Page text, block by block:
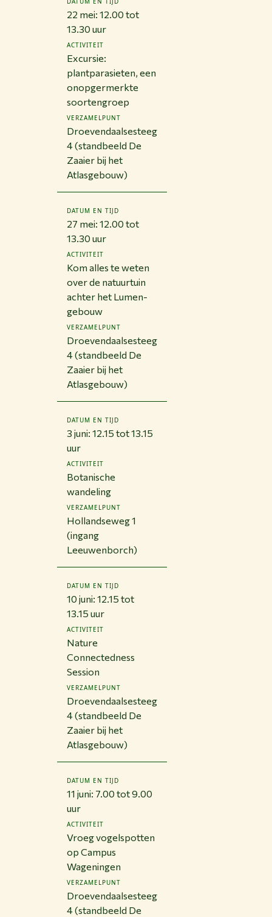
22 mei: 12.00 tot
13.30 uur
ACTIVITEIT
Excursie:
plantparasieten, een
onopgermerkte
soortengroep
VERZAMELPUNT
Droevendaalsesteeg
4 (standbeeld De
Zaaier bij het
Atlasgebouw)
DATUM EN TIJD
27 mei: 12.00 tot
13.30 uur
ACTIVITEIT
Kom alles te weten
over de natuurtuin
achter het Lumen-
gebouw
VERZAMELPUNT
Droevendaalsesteeg
4 (standbeeld De
Zaaier bij het
Atlasgebouw)
DATUM EN TIJD
3 juni: 12.15 tot 13.15
uur
ACTIVITEIT
Botanische
wandeling
VERZAMELPUNT
Hollandseweg 1
(ingang
Leeuwenborch)
DATUM EN TIJD
10 juni: 12.15 tot
13.15 uur
ACTIVITEIT
Nature
Connectedness
Session
VERZAMELPUNT
Droevendaalsesteeg
4 (standbeeld De
Zaaier bij het
Atlasgebouw)
DATUM EN TIJD
11 juni: 7.00 tot 9.00
uur
ACTIVITEIT
Vroeg vogelspotten
op Campus
Wageningen
VERZAMELPUNT
Droevendaalsesteeg
4 (standbeeld De